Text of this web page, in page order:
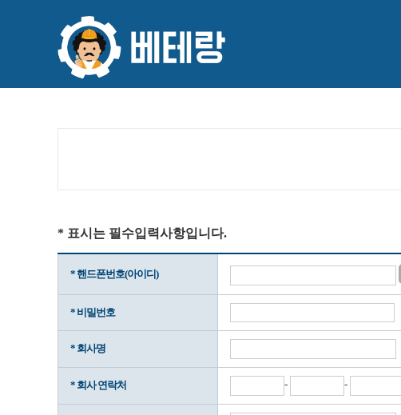
* 표시는 필수입력사항입니다.
* 핸드폰번호(아이디)
* 비밀번호
* 회사명
* 회사 연락처 - -